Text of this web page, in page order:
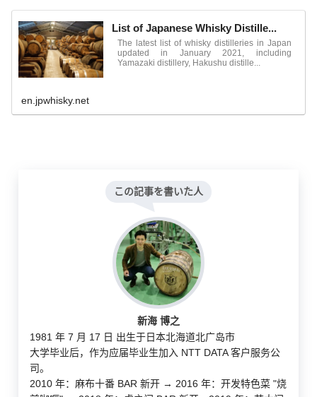
List of Japanese Whisky Distille...
The latest list of whisky distilleries in Japan
updated in January 2021, including
Yamazaki distillery, Hakushu distille...
en.jpwhisky.net
この記事を書いた人
新海 博之
1981 年 7 月 17 日 出生于日本北海道北广岛市
大学毕业后，作为应届毕业生加入 NTT DATA 客户服务公
司。
2010 年：麻布十番 BAR 新开 → 2016 年：开发特色菜 "烧